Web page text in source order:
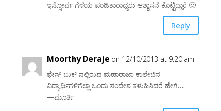
ಇನ್ನೋರ್ವ ಗೆಳೆಯ ಪಂಡಿತಾರಾಧ್ಯರು ಆಶ್ವಾಸನೆ ಕೊಟ್ಟಿದ್ದಾರೆ 🙂
Reply
Moorthy Deraje on 12/10/2013 at 9:20 am
ಫೇಸ್ ಬುಕ್ ನಲ್ಲಿರುವ ಮಹಾರಾಜಾ ಕಾಲೇಜಿನ
ವಿದ್ಯಾರ್ಥಿಗಳಿಗೆಲ್ಲಾ ಒಂದು ಸಂದೇಶ ಕಳುಹಿಸಿದರೆ ಹೇಗೆ….
—ಮೂರ್ತಿ